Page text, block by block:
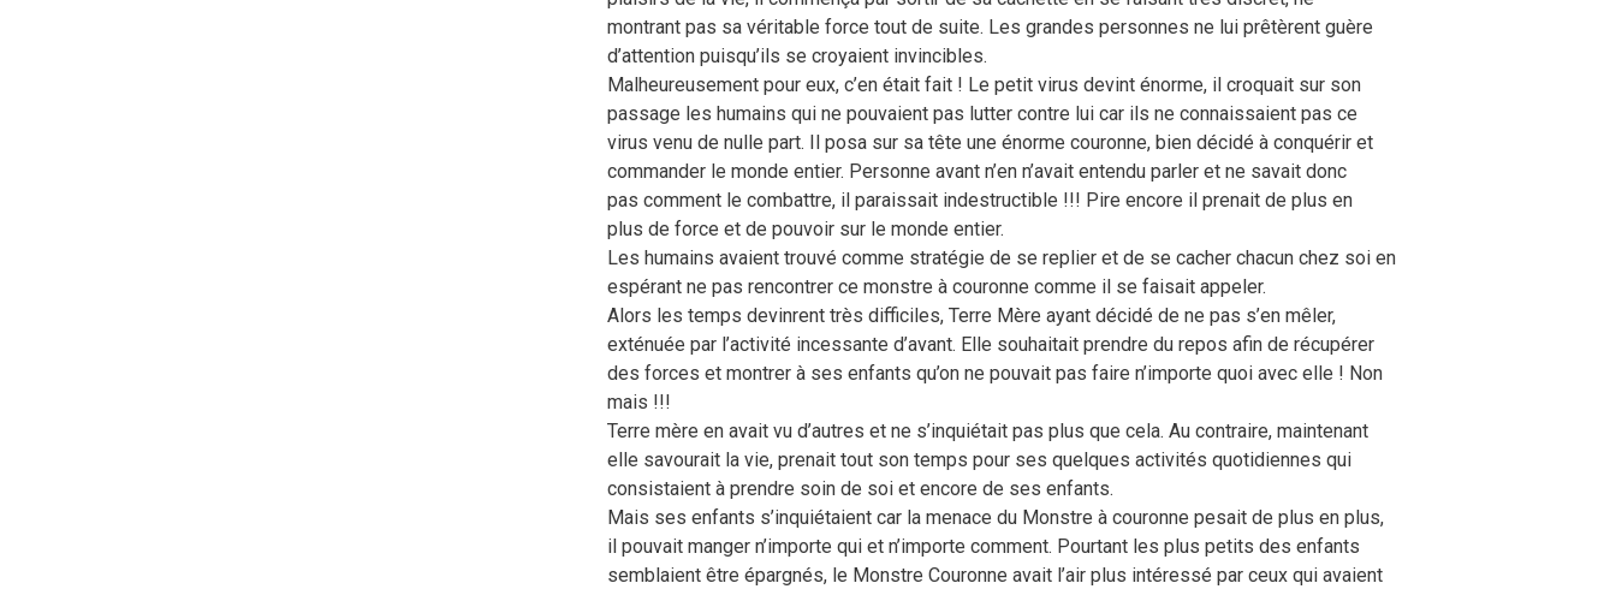
montrant pas sa véritable force tout de suite. Les grandes personnes ne lui prêtèrent guère
d’attention puisqu’ils se croyaient invincibles.
Malheureusement pour eux, c’en était fait ! Le petit virus devint énorme, il croquait sur son
passage les humains qui ne pouvaient pas lutter contre lui car ils ne connaissaient pas ce
virus venu de nulle part. Il posa sur sa tête une énorme couronne, bien décidé à conquérir et
commander le monde entier. Personne avant n’en n’avait entendu parler et ne savait donc
pas comment le combattre, il paraissait indestructible !!! Pire encore il prenait de plus en
plus de force et de pouvoir sur le monde entier.
Les humains avaient trouvé comme stratégie de se replier et de se cacher chacun chez soi en
espérant ne pas rencontrer ce monstre à couronne comme il se faisait appeler.
Alors les temps devinrent très difficiles, Terre Mère ayant décidé de ne pas s’en mêler,
exténuée par l’activité incessante d’avant. Elle souhaitait prendre du repos afin de récupérer
des forces et montrer à ses enfants qu’on ne pouvait pas faire n’importe quoi avec elle ! Non
mais !!!
Terre mère en avait vu d’autres et ne s’inquiétait pas plus que cela. Au contraire, maintenant
elle savourait la vie, prenait tout son temps pour ses quelques activités quotidiennes qui
consistaient à prendre soin de soi et encore de ses enfants.
Mais ses enfants s’inquiétaient car la menace du Monstre à couronne pesait de plus en plus,
il pouvait manger n’importe qui et n’importe comment. Pourtant les plus petits des enfants
semblaient être épargnés, le Monstre Couronne avait l’air plus intéressé par ceux qui avaient